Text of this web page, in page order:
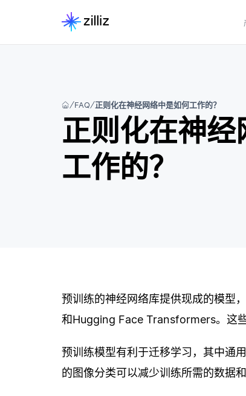
FAQ 正则化在神经网络中是如何工作的？
正则化在神
工作的？
预训练的神经网络库提供现成的模型
和Hugging Face Transformers。这
预训练模型有利于迁移学习，其中通
的图像分类可以减少训练所需的数据和